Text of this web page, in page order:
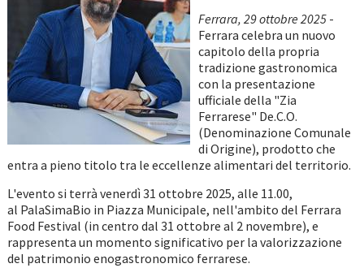
Ferrara, 29 ottobre 2025 -
Ferrara celebra un nuovo
capitolo della propria
tradizione gastronomica
con la presentazione
ufficiale della "Zia
Ferrarese" De.C.O.
(Denominazione Comunale
di Origine), prodotto che
entra a pieno titolo tra le eccellenze alimentari del territorio.
L'evento si terrà venerdì 31 ottobre 2025, alle 11.00,
al PalaSimaBio in Piazza Municipale, nell'ambito del Ferrara
Food Festival (in centro dal 31 ottobre al 2 novembre), e
rappresenta un momento significativo per la valorizzazione
del patrimonio enogastronomico ferrarese.